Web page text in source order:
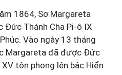
1864, Sơ Margareta
Đức Thánh Cha Pi-ô IX
Vào ngày 13 tháng
Margareta đã được Đức
tôn phong lên bậc Hiển